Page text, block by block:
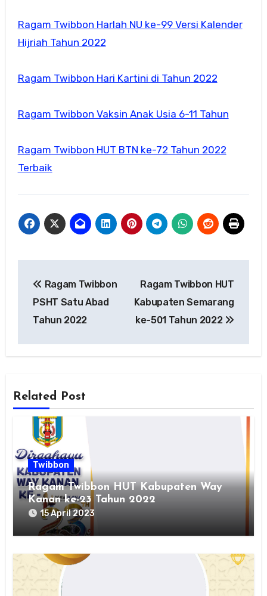
Ragam Twibbon Harlah NU ke-99 Versi Kalender
Hijriah Tahun 2022
Ragam Twibbon Hari Kartini di Tahun 2022
Ragam Twibbon Vaksin Anak Usia 6-11 Tahun
Ragam Twibbon HUT BTN ke-72 Tahun 2022
Terbaik
pos
Ragam Twibbon
PSHT Satu Abad
Tahun 2022
Ragam Twibbon HUT
Kabupaten Semarang
ke-501 Tahun 2022
Related Post
Twibbon
Ragam Twibbon HUT Kabupaten Way
Kanan ke-23 Tahun 2022
15 April 2023